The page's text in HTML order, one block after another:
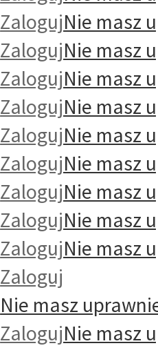
ZalogujNie masz
ZalogujNie masz
ZalogujNie masz
ZalogujNie masz
ZalogujNie masz
ZalogujNie masz
ZalogujNie masz
ZalogujNie masz
ZalogujNie masz
Zaloguj
Nie masz
ZalogujNie masz